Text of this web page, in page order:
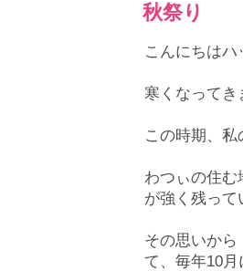
秋祭り
こんにちは
寒くなってき
この時期、
わつぃの住む
が強く残って
その思いか
て、毎年10